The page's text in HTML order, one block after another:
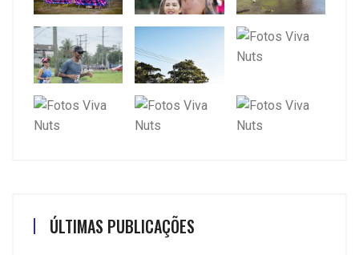
ÚLTIMAS PUBLICAÇÕES